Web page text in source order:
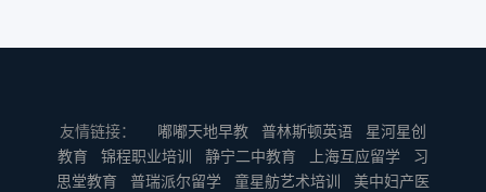
友情链接： 嘟嘟天地早教 普林斯顿英语
星河星创
教育
锦程职业培训 静宁二中教育 上海互应留学
习
思堂教育
普瑞派尔留学 童星舫艺术培训
美中妇产医